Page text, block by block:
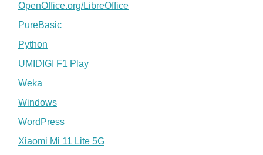
OpenOffice.org/LibreOffice
PureBasic
Python
UMIDIGI F1 Play
Weka
Windows
WordPress
Xiaomi Mi 11 Lite 5G